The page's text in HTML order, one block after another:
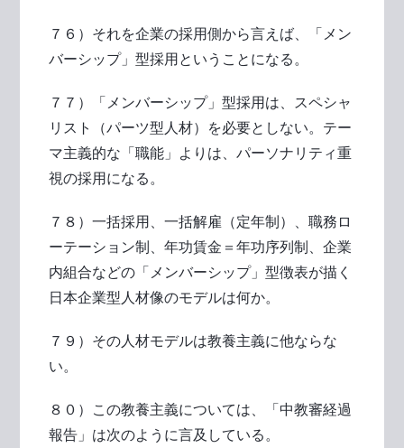
７６）それを企業の採用側から言えば、「メン
バーシップ」型採用ということになる。
７７）「メンバーシップ」型採用は、スペシャ
リスト（パーツ型人材）を必要としない。テー
マ主義的な「職能」よりは、パーソナリティ重
視の採用になる。
７８）一括採用、一括解雇（定年制）、職務ロ
ーテーション制、年功賃金＝年功序列制、企業
内組合などの「メンバーシップ」型徴表が描く
日本企業型人材像のモデルは何か。
７９）その人材モデルは教養主義に他ならな
い。
８０）この教養主義については、「中教審経過
報告」は次のように言及している。